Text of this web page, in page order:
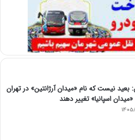
بعید نیست که نام «میدان آرژانتین» در تهران
«میدان اسپانیا» تغییر دهند